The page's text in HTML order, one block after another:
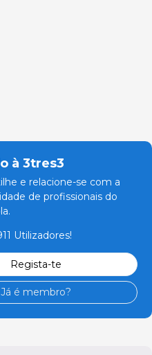
à 3tres3
e relacione-se com a
de profissionais do
Utilizadores!
Regista-te
Já é membro?